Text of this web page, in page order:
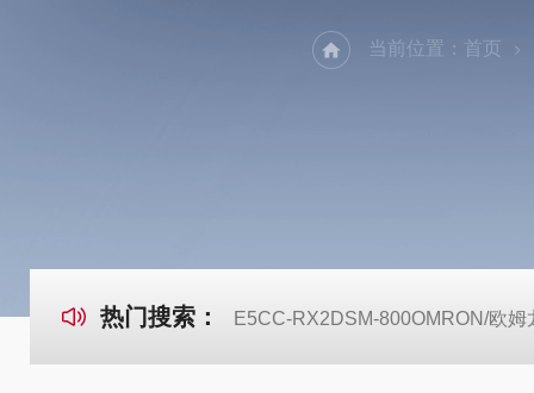
当前位置： 首页
热门搜索： E5CC-RX2DSM-800OMRON/欧